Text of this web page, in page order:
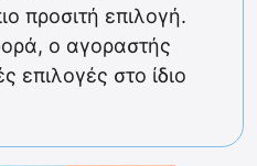
προσιτή επιλογή.
ο αγοραστής
επιλογές στο ίδιο